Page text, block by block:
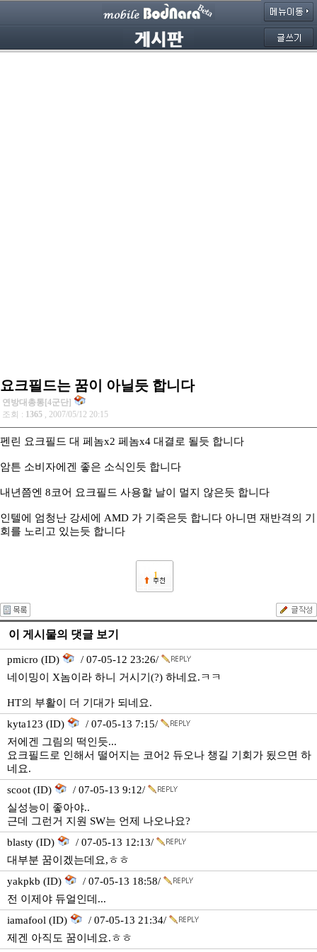
요크필드는 꿈이 아닐듯 합니다
연방대총통[4군단]
조회 : 1365 , 2007/05/12 20:15
펜린 요크필드 대 페놈x2 페놈x4 대결로 될듯 합니다
암튼 소비자에겐 좋은 소식인듯 합니다
내년쯤엔 8코어 요크필드 사용할 날이 멀지 않은듯 합니다
인텔에 엄청난 강세에 AMD 가 기죽은듯 합니다 아니면 재반격의 기
회를 노리고 있는듯 합니다
1
이 게시물의 댓글 보기
pmicro (ID)
/ 07-05-12 23:26/
네이밍이 X놈이라 하니 거시기(?) 하네요.ㅋㅋ
HT의 부활이 더 기대가 되네요.
kyta123 (ID)
/ 07-05-13 7:15/
저에겐 그림의 떡인듯...
요크필드로 인해서 떨어지는 코어2 듀오나 챙길 기회가 됬으면 하
네요.
scoot (ID)
/ 07-05-13 9:12/
실성능이 좋아야..
근데 그런거 지원 SW는 언제 나오나요?
blasty (ID)
/ 07-05-13 12:13/
대부분 꿈이겠는데요,ㅎㅎ
yakpkb (ID)
/ 07-05-13 18:58/
전 이제야 듀얼인데...
iamafool (ID)
/ 07-05-13 21:34/
제겐 아직도 꿈이네요.ㅎㅎ